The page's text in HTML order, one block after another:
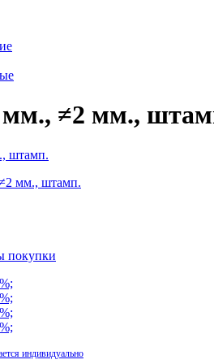
≠2 мм.,
покупки
индивидуально